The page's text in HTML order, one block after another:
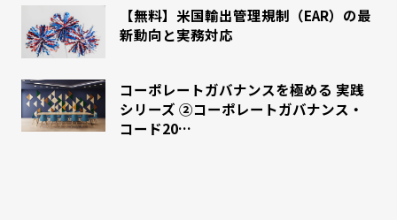
【無料】米国輸出管理規制（EAR）の最
新動向と実務対応
コーポレートガバナンスを極める 実践
シリーズ ②コーポレートガバナンス・
コード20…